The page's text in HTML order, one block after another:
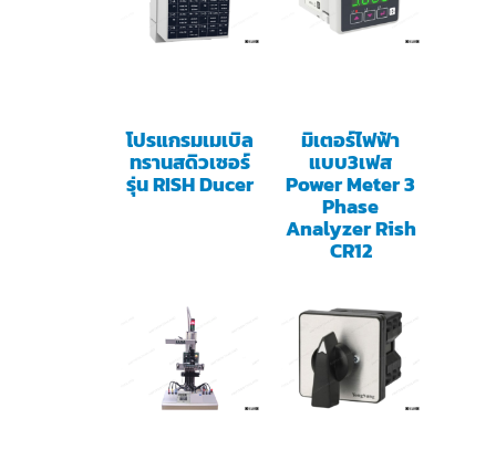
โปรแกรมเมเบิล
ทรานสดิวเซอร์
รุ่น RISH Ducer
มิเตอร์ไฟฟ้า
แบบ3เฟส
Power Meter 3
Phase
Analyzer Rish
CR12